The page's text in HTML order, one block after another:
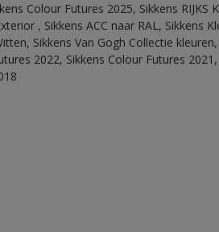
Colour Futures 2025, Sikkens RIJKS
, Sikkens ACC naar RAL, Sikkens
Sikkens Van Gogh Collectie
2022, Sikkens Colour Futures